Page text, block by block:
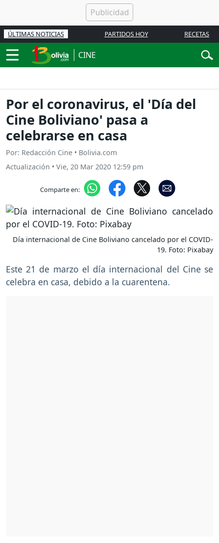
ÚLTIMAS NOTICIAS PARTIDOS HOY RECETAS
CINE
Por el coronavirus, el 'Día del
Cine Boliviano' pasa a
celebrarse en casa
Por: Redacción Cine • Bolivia.com
Actualización • Vie, 20 Mar 2020 12:59 pm
Comparte en:
Día internacional de Cine Boliviano cancelado por el COVID-
19. Foto: Pixabay
Este 21 de marzo el día internacional del Cine se
celebra en casa, debido a la cuarentena.